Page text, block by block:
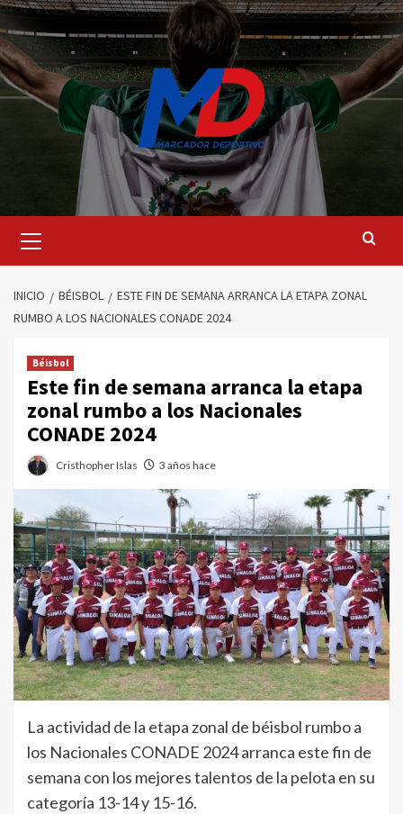
Saltar
al
contenido
principal
INICIO BÉISBOL
ESTE FIN DE SEMANA ARRANCA LA ETAPA ZONAL
RUMBO A LOS NACIONALES CONADE 2024
Béisbol
Este fin de semana arranca la etapa
zonal rumbo a los Nacionales
CONADE 2024
Cristhopher Islas 3 años hace
La actividad de la etapa zonal de béisbol rumbo a
los Nacionales CONADE 2024 arranca este fin de
semana con los mejores talentos de la pelota en su
categoría 13-14 y 15-16.